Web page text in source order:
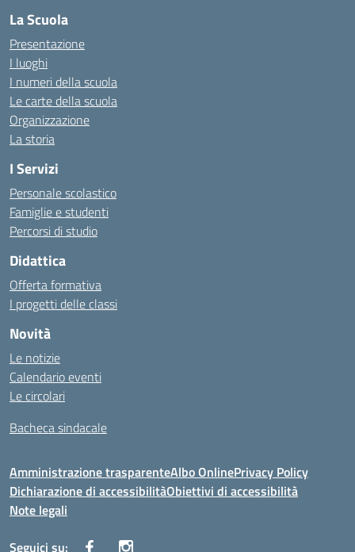
La Scuola
Presentazione
I luoghi
I numeri della scuola
Le carte della scuola
Organizzazione
La storia
I Servizi
Personale scolastico
Famiglie e studenti
Percorsi di studio
Didattica
Offerta formativa
I progetti delle classi
Novità
Le notizie
Calendario eventi
Le circolari
Bacheca sindacale
Amministrazione trasparenteAlbo OnlinePrivacy Policy
Dichiarazione di accessibilitàObiettivi di accessibilità
Note legali
Seguici su: